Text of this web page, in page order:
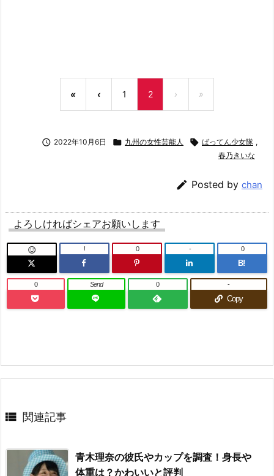
« ‹ 1 2 › »
 2022年10月6日  九州の女性芸能人  ばってん少女隊 ,
春乃きいな
 Posted by chan
よろしければシェアお願いします
 ! 0 -
B!
0
0 Send 0
Copy
-
 関連記事
青木理奈の彼氏やカップを調査！身長や
体重は？かわいいと評判